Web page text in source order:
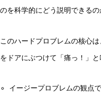
のを科学的にどう説明できるの
このハードプロブレムの核心
をドアにぶつけて「痛っ！」
イージープロブレムの観点